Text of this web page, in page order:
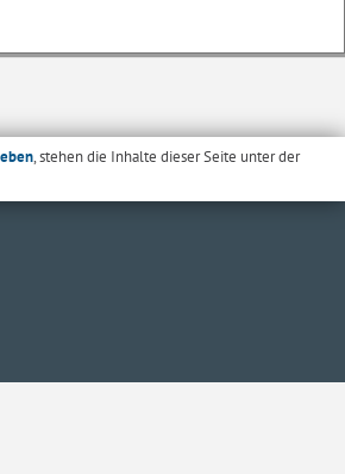
, stehen die Inhalte dieser Seite unter der